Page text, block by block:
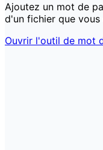
Ajoutez un mot de
d'un fichier que
Ouvrir l'outil de mot